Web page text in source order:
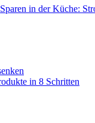
Sparen in der Küche:
in 8 Schritten